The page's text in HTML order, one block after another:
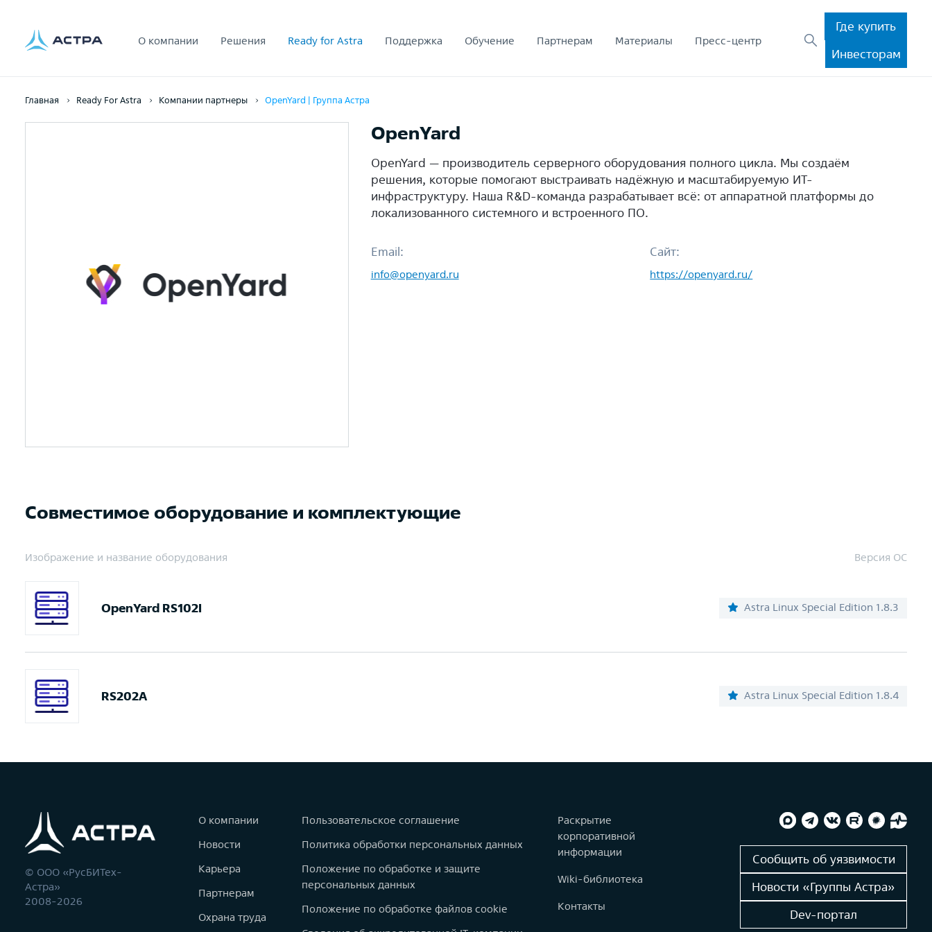
О компании Решения Ready for Astra Поддержка Обучение Партнерам Материалы Пресс-центр
Где купить
Инвесторам
Главная Ready For Astra Компании партнеры OpenYard | Группа Астра
OpenYard
OpenYard — производитель серверного оборудования полного цикла. Мы создаём
решения, которые помогают выстраивать надёжную и масштабируемую ИТ-
инфраструктуру. Наша R&D-команда разрабатывает всё: от аппаратной платформы до
локализованного системного и встроенного ПО.
Email:
info@openyard.ru
Сайт:
https://openyard.ru/
Совместимое оборудование и комплектующие
Изображение и название оборудования Версия ОС
OpenYard RS102I Astra Linux Special Edition 1.8.3
RS202A Astra Linux Special Edition 1.8.4
© ООО «РусБИТех-
Астра»
2008-2026
О компании
Новости
Карьера
Партнерам
Охрана труда
Пользовательское соглашение
Политика обработки персональных данных
Положение по обработке и защите
персональных данных
Положение по обработке файлов cookie
Раскрытие
корпоративной
информации
Wiki-библиотека
Контакты
Сообщить об уязвимости
Новости «Группы Астра»
Dev-портал